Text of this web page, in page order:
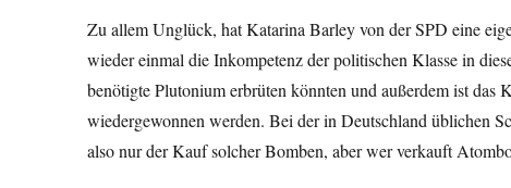
Zu allem Unglück, hat Katarina Barley von der SPD eine
wieder einmal die Inkompetenz der politischen Klasse in
benötigte Plutonium erbrüten könnten und außerdem ist
wiedergewonnen werden. Bei der in Deutschland üblichen
also nur der Kauf solcher Bomben, aber wer verkauft